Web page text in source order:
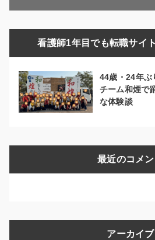
看護師1年目でも転職サイ
44歳・24年ぶ
チーム和煙で
な体験談
最近のコメン
アーカイブ